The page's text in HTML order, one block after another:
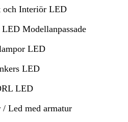
och Interiör LED
Modellanpassade
LED
LED
LED
Led med armatur